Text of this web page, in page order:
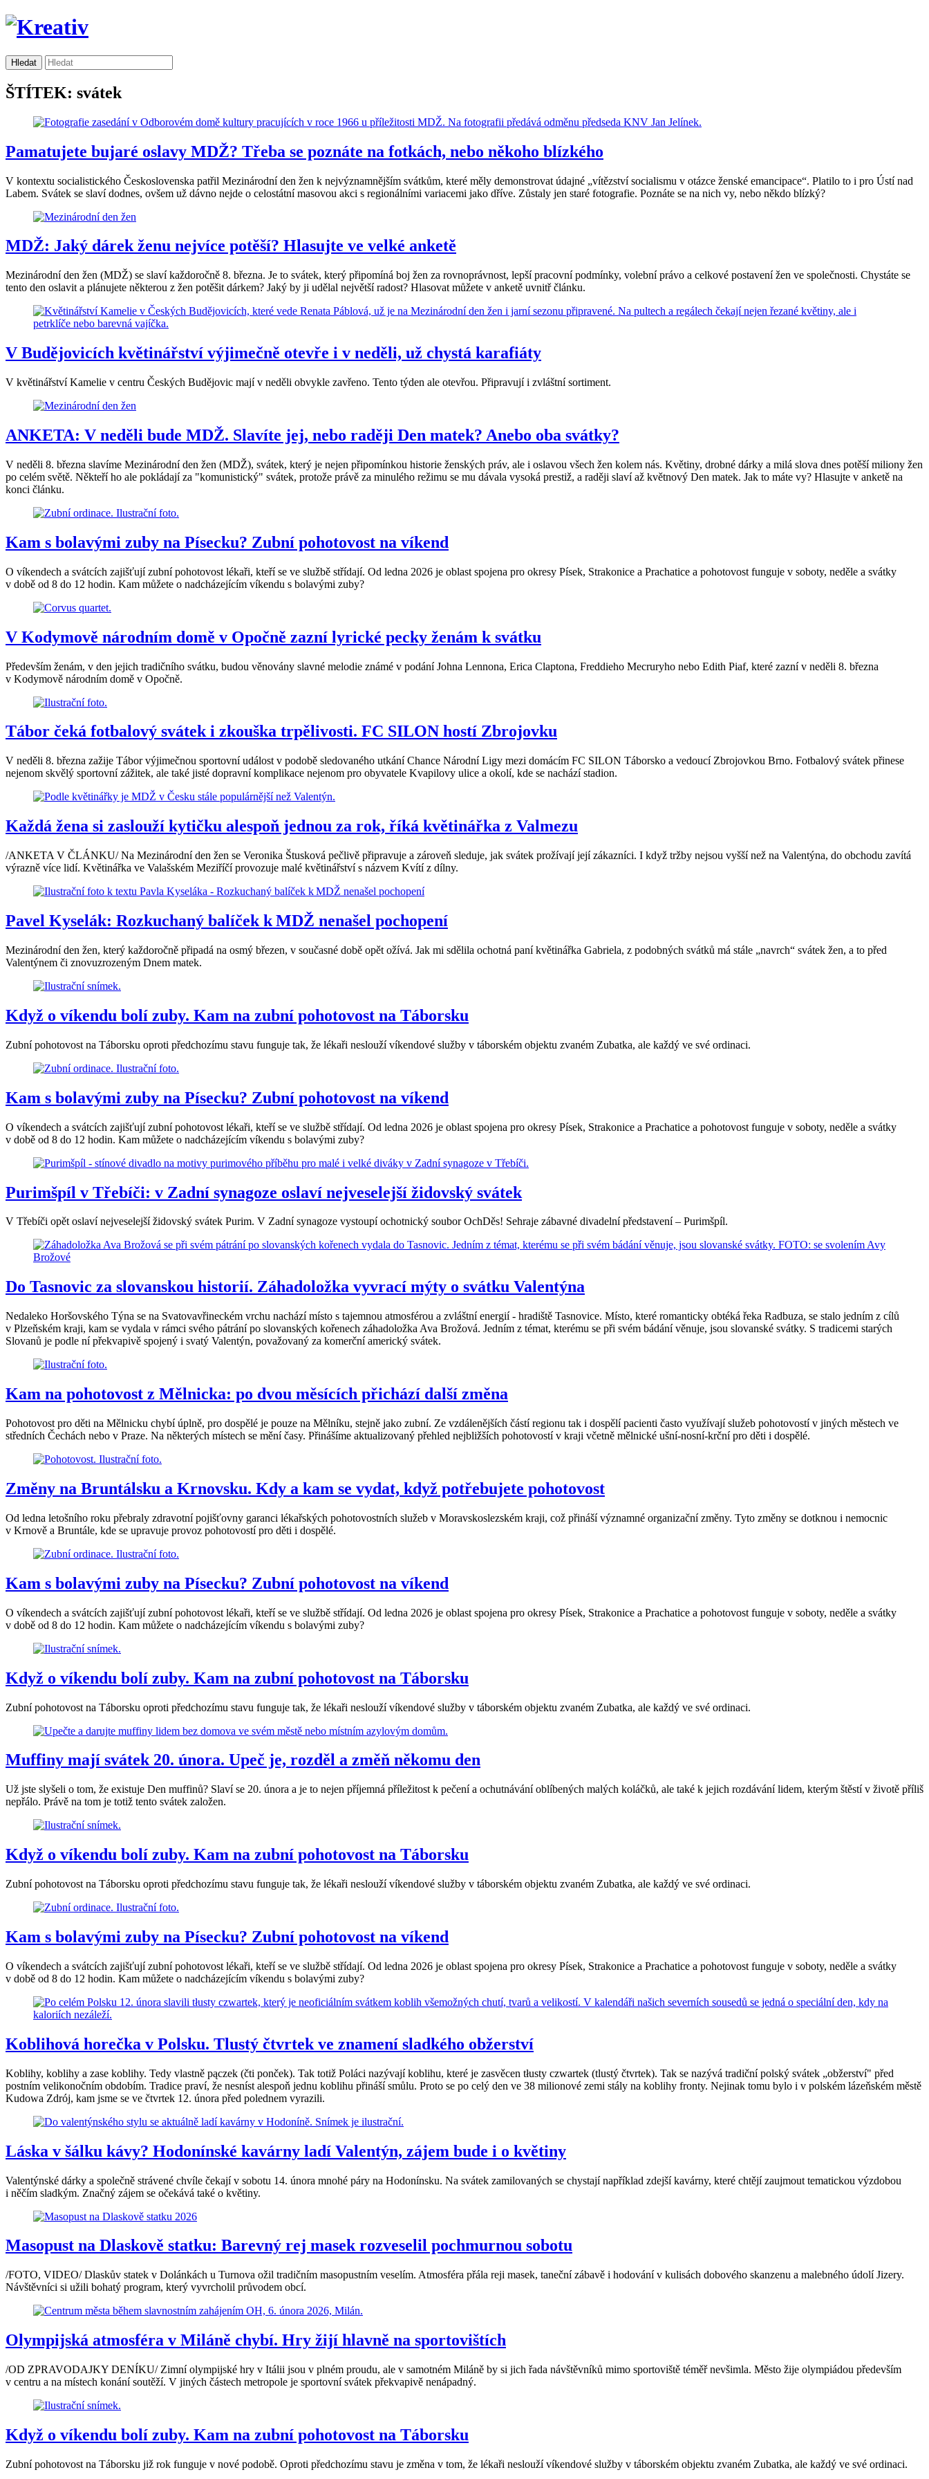
ŠTÍTEK: svátek
Pamatujete bujaré oslavy MDŽ? Třeba se poznáte na fotkách, nebo někoho blízkého
V kontextu socialistického Československa patřil Mezinárodní den žen k nejvýznamnějším svátkům, které měly demonstrovat údajné „vítězství socialismu v otázce ženské emancipace“. Platilo to i pro Ústí nad
Labem. Svátek se slaví dodnes, ovšem už dávno nejde o celostátní masovou akci s regionálními variacemi jako dříve. Zůstaly jen staré fotografie. Poznáte se na nich vy, nebo někdo blízký?
MDŽ: Jaký dárek ženu nejvíce potěší? Hlasujte ve velké anketě
Mezinárodní den žen (MDŽ) se slaví každoročně 8. března. Je to svátek, který připomíná boj žen za rovnoprávnost, lepší pracovní podmínky, volební právo a celkové postavení žen ve společnosti. Chystáte se
tento den oslavit a plánujete některou z žen potěšit dárkem? Jaký by ji udělal největší radost? Hlasovat můžete v anketě uvnitř článku.
V Budějovicích květinářství výjimečně otevře i v neděli, už chystá karafiáty
V květinářství Kamelie v centru Českých Budějovic mají v neděli obvykle zavřeno. Tento týden ale otevřou. Připravují i zvláštní sortiment.
ANKETA: V neděli bude MDŽ. Slavíte jej, nebo raději Den matek? Anebo oba svátky?
V neděli 8. března slavíme Mezinárodní den žen (MDŽ), svátek, který je nejen připomínkou historie ženských práv, ale i oslavou všech žen kolem nás. Květiny, drobné dárky a milá slova dnes potěší miliony žen
po celém světě. Někteří ho ale pokládají za "komunistický" svátek, protože právě za minulého režimu se mu dávala vysoká prestiž, a raději slaví až květnový Den matek. Jak to máte vy? Hlasujte v anketě na
konci článku.
Kam s bolavými zuby na Písecku? Zubní pohotovost na víkend
O víkendech a svátcích zajišťují zubní pohotovost lékaři, kteří se ve službě střídají. Od ledna 2026 je oblast spojena pro okresy Písek, Strakonice a Prachatice a pohotovost funguje v soboty, neděle a svátky
v době od 8 do 12 hodin. Kam můžete o nadcházejícím víkendu s bolavými zuby?
V Kodymově národním domě v Opočně zazní lyrické pecky ženám k svátku
Především ženám, v den jejich tradičního svátku, budou věnovány slavné melodie známé v podání Johna Lennona, Erica Claptona, Freddieho Mecruryho nebo Edith Piaf, které zazní v neděli 8. března
v Kodymově národním domě v Opočně.
Tábor čeká fotbalový svátek i zkouška trpělivosti. FC SILON hostí Zbrojovku
V neděli 8. března zažije Tábor výjimečnou sportovní událost v podobě sledovaného utkání Chance Národní Ligy mezi domácím FC SILON Táborsko a vedoucí Zbrojovkou Brno. Fotbalový svátek přinese
nejenom skvělý sportovní zážitek, ale také jisté dopravní komplikace nejenom pro obyvatele Kvapilovy ulice a okolí, kde se nachází stadion.
Každá žena si zaslouží kytičku alespoň jednou za rok, říká květinářka z Valmezu
/ANKETA V ČLÁNKU/ Na Mezinárodní den žen se Veronika Štusková pečlivě připravuje a zároveň sleduje, jak svátek prožívají její zákazníci. I když tržby nejsou vyšší než na Valentýna, do obchodu zavítá
výrazně více lidí. Květinářka ve Valašském Meziříčí provozuje malé květinářství s názvem Kvítí z dílny.
Pavel Kyselák: Rozkuchaný balíček k MDŽ nenašel pochopení
Mezinárodní den žen, který každoročně připadá na osmý březen, v současné době opět ožívá. Jak mi sdělila ochotná paní květinářka Gabriela, z podobných svátků má stále „navrch“ svátek žen, a to před
Valentýnem či znovuzrozeným Dnem matek.
Když o víkendu bolí zuby. Kam na zubní pohotovost na Táborsku
Zubní pohotovost na Táborsku oproti předchozímu stavu funguje tak, že lékaři neslouží víkendové služby v táborském objektu zvaném Zubatka, ale každý ve své ordinaci.
Kam s bolavými zuby na Písecku? Zubní pohotovost na víkend
O víkendech a svátcích zajišťují zubní pohotovost lékaři, kteří se ve službě střídají. Od ledna 2026 je oblast spojena pro okresy Písek, Strakonice a Prachatice a pohotovost funguje v soboty, neděle a svátky
v době od 8 do 12 hodin. Kam můžete o nadcházejícím víkendu s bolavými zuby?
Purimšpíl v Třebíči: v Zadní synagoze oslaví nejveselejší židovský svátek
V Třebíči opět oslaví nejveselejší židovský svátek Purim. V Zadní synagoze vystoupí ochotnický soubor OchDěs! Sehraje zábavné divadelní představení – Purimšpíl.
Do Tasnovic za slovanskou historií. Záhadoložka vyvrací mýty o svátku Valentýna
Nedaleko Horšovského Týna se na Svatovavřineckém vrchu nachází místo s tajemnou atmosférou a zvláštní energií - hradiště Tasnovice. Místo, které romanticky obtéká řeka Radbuza, se stalo jedním z cílů
v Plzeňském kraji, kam se vydala v rámci svého pátrání po slovanských kořenech záhadoložka Ava Brožová. Jedním z témat, kterému se při svém bádání věnuje, jsou slovanské svátky. S tradicemi starých
Slovanů je podle ní překvapivě spojený i svatý Valentýn, považovaný za komerční americký svátek.
Kam na pohotovost z Mělnicka: po dvou měsících přichází další změna
Pohotovost pro děti na Mělnicku chybí úplně, pro dospělé je pouze na Mělníku, stejně jako zubní. Ze vzdálenějších částí regionu tak i dospělí pacienti často využívají služeb pohotovostí v jiných městech ve
středních Čechách nebo v Praze. Na některých místech se mění časy. Přinášíme aktualizovaný přehled nejbližších pohotovostí v kraji včetně mělnické ušní-nosní-krční pro děti i dospělé.
Změny na Bruntálsku a Krnovsku. Kdy a kam se vydat, když potřebujete pohotovost
Od ledna letošního roku přebraly zdravotní pojišťovny garanci lékařských pohotovostních služeb v Moravskoslezském kraji, což přináší významné organizační změny. Tyto změny se dotknou i nemocnic
v Krnově a Bruntále, kde se upravuje provoz pohotovostí pro děti i dospělé.
Kam s bolavými zuby na Písecku? Zubní pohotovost na víkend
O víkendech a svátcích zajišťují zubní pohotovost lékaři, kteří se ve službě střídají. Od ledna 2026 je oblast spojena pro okresy Písek, Strakonice a Prachatice a pohotovost funguje v soboty, neděle a svátky
v době od 8 do 12 hodin. Kam můžete o nadcházejícím víkendu s bolavými zuby?
Když o víkendu bolí zuby. Kam na zubní pohotovost na Táborsku
Zubní pohotovost na Táborsku oproti předchozímu stavu funguje tak, že lékaři neslouží víkendové služby v táborském objektu zvaném Zubatka, ale každý ve své ordinaci.
Muffiny mají svátek 20. února. Upeč je, rozděl a změň někomu den
Už jste slyšeli o tom, že existuje Den muffinů? Slaví se 20. února a je to nejen příjemná příležitost k pečení a ochutnávání oblíbených malých koláčků, ale také k jejich rozdávání lidem, kterým štěstí v životě příliš
nepřálo. Právě na tom je totiž tento svátek založen.
Když o víkendu bolí zuby. Kam na zubní pohotovost na Táborsku
Zubní pohotovost na Táborsku oproti předchozímu stavu funguje tak, že lékaři neslouží víkendové služby v táborském objektu zvaném Zubatka, ale každý ve své ordinaci.
Kam s bolavými zuby na Písecku? Zubní pohotovost na víkend
O víkendech a svátcích zajišťují zubní pohotovost lékaři, kteří se ve službě střídají. Od ledna 2026 je oblast spojena pro okresy Písek, Strakonice a Prachatice a pohotovost funguje v soboty, neděle a svátky
v době od 8 do 12 hodin. Kam můžete o nadcházejícím víkendu s bolavými zuby?
Koblihová horečka v Polsku. Tlustý čtvrtek ve znamení sladkého obžerství
Koblihy, koblihy a zase koblihy. Tedy vlastně pączek (čti ponček). Tak totiž Poláci nazývají koblihu, které je zasvěcen tłusty czwartek (tlustý čtvrtek). Tak se nazývá tradiční polský svátek „obžerství" před
postním velikonočním obdobím. Tradice praví, že nesníst alespoň jednu koblihu přináší smůlu. Proto se po celý den ve 38 milionové zemi stály na koblihy fronty. Nejinak tomu bylo i v polském lázeňském městě
Kudowa Zdrój, kam jsme se ve čtvrtek 12. února před polednem vyrazili.
Láska v šálku kávy? Hodonínské kavárny ladí Valentýn, zájem bude i o květiny
Valentýnské dárky a společně strávené chvíle čekají v sobotu 14. února mnohé páry na Hodonínsku. Na svátek zamilovaných se chystají například zdejší kavárny, které chtějí zaujmout tematickou výzdobou
i něčím sladkým. Značný zájem se očekává také o květiny.
Masopust na Dlaskově statku: Barevný rej masek rozveselil pochmurnou sobotu
/FOTO, VIDEO/ Dlaskův statek v Dolánkách u Turnova ožil tradičním masopustním veselím. Atmosféra přála reji masek, taneční zábavě i hodování v kulisách dobového skanzenu a malebného údolí Jizery.
Návštěvníci si užili bohatý program, který vyvrcholil průvodem obcí.
Olympijská atmosféra v Miláně chybí. Hry žijí hlavně na sportovištích
/OD ZPRAVODAJKY DENÍKU/ Zimní olympijské hry v Itálii jsou v plném proudu, ale v samotném Miláně by si jich řada návštěvníků mimo sportoviště téměř nevšimla. Město žije olympiádou především
v centru a na místech konání soutěží. V jiných částech metropole je sportovní svátek překvapivě nenápadný.
Když o víkendu bolí zuby. Kam na zubní pohotovost na Táborsku
Zubní pohotovost na Táborsku již rok funguje v nové podobě. Oproti předchozímu stavu je změna v tom, že lékaři neslouží víkendové služby v táborském objektu zvaném Zubatka, ale každý ve své ordinaci.